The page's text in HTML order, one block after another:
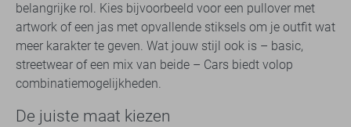
belangrijke rol. Kies bijvoorbeeld voor een pullover met
artwork of een jas met opvallende stiksels om je outfit wat
meer karakter te geven. Wat jouw stijl ook is – basic,
streetwear of een mix van beide – Cars biedt volop
combinatiemogelijkheden.
De juiste maat kiezen